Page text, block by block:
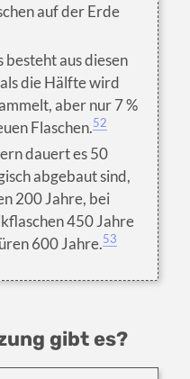
auf der Erde
besteht aus diesen
die Hälfte wird
aber nur 7 %
Flaschen.52
dauert es 50
abgebaut sind,
200 Jahre, bei
450 Jahre
600 Jahre.53
gibt es?